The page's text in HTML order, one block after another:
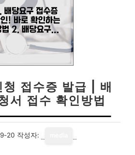
청 접수증 발급 | 배
서 접수 확인방법
20 작성자: